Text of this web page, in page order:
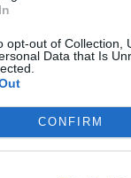
opt-out of Collection,
Data that Is
CONFIRM
Prinssi
puolisonsa
puolesta
perheineen
mukaan.